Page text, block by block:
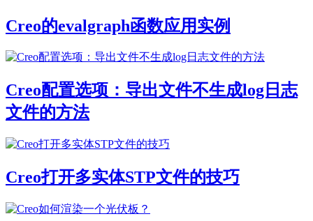
Creo的evalgraph函数应用实例
Creo配置选项：导出文件不生成log日志
文件的方法
Creo打开多实体STP文件的技巧